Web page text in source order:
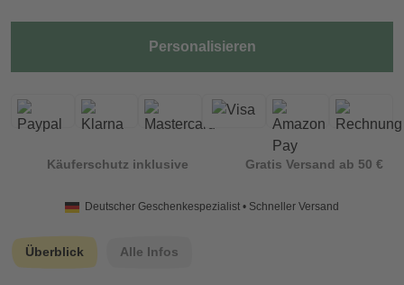
Personalisieren
Käuferschutz inklusive Gratis Versand ab 50 €
Deutscher Geschenkespezialist • Schneller Versand
Überblick Alle Infos